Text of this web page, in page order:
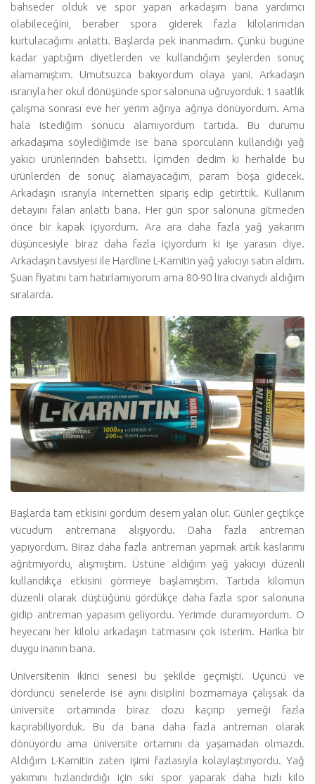
bahseder olduk ve spor yapan arkadaşım bana yardımcı
olabileceğini, beraber spora giderek fazla kilolarımdan
kurtulacağımı anlattı. Başlarda pek inanmadım. Çünkü bugüne
kadar yaptığım diyetlerden ve kullandığım şeylerden sonuç
alamamıştım. Umutsuzca bakıyordum olaya yani. Arkadaşın
ısrarıyla her okul dönüşünde spor salonuna uğruyorduk. 1 saatlik
çalışma sonrası eve her yerim ağrıya ağrıya dönüyordum. Ama
hala istediğim sonucu alamıyordum tartıda. Bu durumu
arkadaşıma söylediğimde ise bana sporcuların kullandığı yağ
yakıcı ürünlerinden bahsetti. İçimden dedim ki herhalde bu
ürünlerden de sonuç alamayacağım, param boşa gidecek.
Arkadaşın ısrarıyla internetten sipariş edip getirttik. Kullanım
detayını falan anlattı bana. Her gün spor salonuna gitmeden
önce bir kapak içiyordum. Ara ara daha fazla yağ yakarım
düşüncesiyle biraz daha fazla içiyordum ki işe yarasın diye.
Arkadaşın tavsiyesi ile Hardline L-Karnitin yağ yakıcıyı satın aldım.
Şuan fiyatını tam hatırlamıyorum ama 80-90 lira civarıydı aldığım
sıralarda.
Başlarda tam etkisini gördüm desem yalan olur. Günler geçtikçe
vücudum antremana alışıyordu. Daha fazla antreman
yapıyordum. Biraz daha fazla antreman yapmak artık kaslarımı
ağrıtmıyordu, alışmıştım. Üstüne aldığım yağ yakıcıyı düzenli
kullandıkça etkisini görmeye başlamıştım. Tartıda kilomun
düzenli olarak düştüğünü gördükçe daha fazla spor salonuna
gidip antreman yapasım geliyordu. Yerimde duramıyordum. O
heyecanı her kilolu arkadaşın tatmasını çok isterim. Harika bir
duygu inanın bana.
Üniversitenin ikinci senesi bu şekilde geçmişti. Üçüncü ve
dördüncü senelerde ise aynı disiplini bozmamaya çalışsak da
üniversite ortamında biraz dozu kaçırıp yemeği fazla
kaçırabiliyorduk. Bu da bana daha fazla antreman olarak
dönüyordu ama üniversite ortamını da yaşamadan olmazdı.
Aldığım L-Karnitin zaten işimi fazlasıyla kolaylaştırıyordu. Yağ
yakımını hızlandırdığı için sıkı spor yaparak daha hızlı kilo